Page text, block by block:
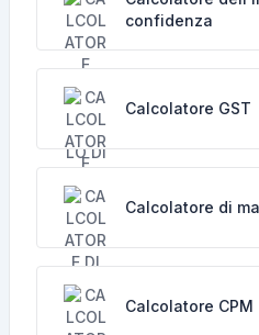
confidenza
Calcolatore GST
Calcolatore di
Calcolatore CPM